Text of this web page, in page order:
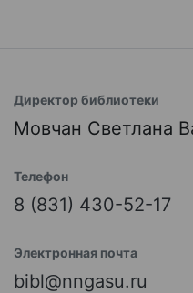
Директор библиотеки
Мовчан Светлана
Телефон
8 (831) 430-52-17
Электронная почта
bibl@nngasu.ru